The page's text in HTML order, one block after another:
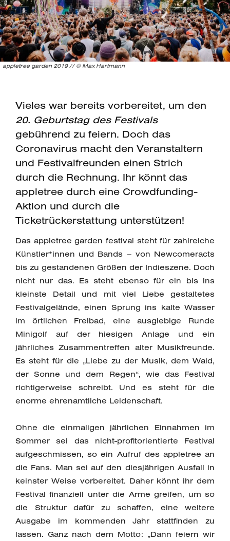
appletree garden 2019 // © Max Hartmann
Vieles war bereits vorbereitet, um den
20. Geburtstag des Festivals
gebührend zu feiern. Doch das
Coronavirus macht den Veranstaltern
und Festivalfreunden einen Strich
durch die Rechnung. Ihr könnt das
appletree durch eine Crowdfunding-
Aktion und durch die
Ticketrückerstattung unterstützen!
Das appletree garden festival steht für zahlreiche
Künstler*innen und Bands – von Newcomeracts
bis zu gestandenen Größen der Indieszene. Doch
nicht nur das. Es steht ebenso für ein bis ins
kleinste Detail und mit viel Liebe gestaltetes
Festivalgelände, einen Sprung ins kalte Wasser
im örtlichen Freibad, eine ausgiebige Runde
Minigolf auf der hiesigen Anlage und ein
jährliches Zusammentreffen alter Musikfreunde.
Es steht für die „Liebe zu der Musik, dem Wald,
der Sonne und dem Regen“, wie das Festival
richtigerweise schreibt. Und es steht für die
enorme ehrenamtliche Leidenschaft.
Ohne die einmaligen jährlichen Einnahmen im
Sommer sei das nicht-profitorientierte Festival
aufgeschmissen, so ein Aufruf des appletree an
die Fans. Man sei auf den diesjährigen Ausfall in
keinster Weise vorbereitet. Daher könnt ihr dem
Festival finanziell unter die Arme greifen, um so
die Struktur dafür zu schaffen, eine weitere
Ausgabe im kommenden Jahr stattfinden zu
lassen. Ganz nach dem Motto: „Dann feiern wir